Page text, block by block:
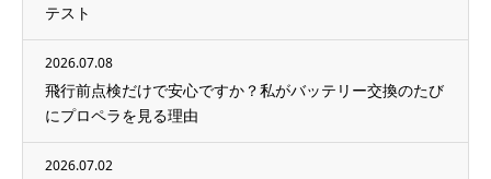
テスト
2026.07.08
飛行前点検だけで安心ですか？私がバッテリー交換のたび
にプロペラを見る理由
2026.07.02